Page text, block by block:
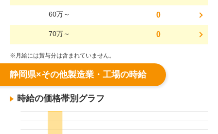
60万～ 0
70万～ 0
※月給には賞与分は含まれていません。
静岡県×その他製造業・工場の時給
時給の価格帯別グラフ